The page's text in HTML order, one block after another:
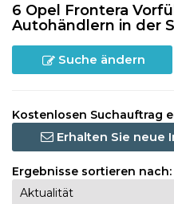
6 Opel Frontera
Autohändlern in der
Suche ändern
Kostenlosen Suchauftrag
Erhalten Sie neue
Ergebnisse sortieren nach: